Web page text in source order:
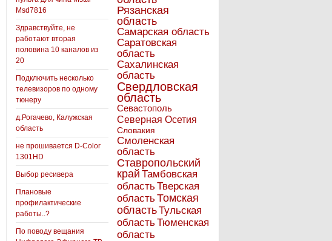
Msd7816
Здравствуйте, не
работают вторая
половина 10 каналов из
20
Подключить несколько
телевизоров по одному
тюнеру
д.Рогачево, Калужская
область
не прошивается D-Color
1301HD
Выбор ресивера
Плановые
профилактические
работы..?
По поводу вещания
Рязанская
область
Самарская область
Саратовская
область
Сахалинская
область
Свердловская
область
Севастополь
Северная Осетия
Словакия
Смоленская
область
Ставропольский
край Тамбовская
областьТверская
областьТомская
областьТульская
областьТюменская
область